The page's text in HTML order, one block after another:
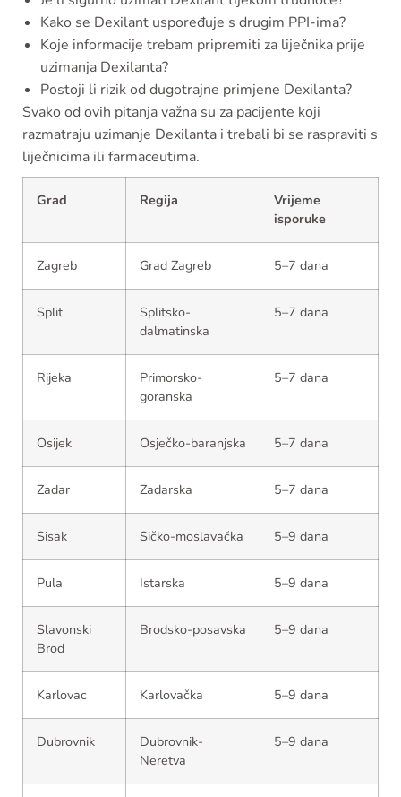
Kako se Dexilant uspoređuje s drugim PPI-ima?
Koje informacije trebam pripremiti za liječnika prije
uzimanja Dexilanta?
Postoji li rizik od dugotrajne primjene Dexilanta?
Svako od ovih pitanja važna su za pacijente koji
razmatraju uzimanje Dexilanta i trebali bi se raspraviti s
liječnicima ili farmaceutima.
Grad Regija
Vrijeme
isporuke
Zagreb Grad Zagreb 5–7 dana
Split
Splitsko-
dalmatinska
5–7 dana
Rijeka
Primorsko-
goranska
5–7 dana
Osijek Osječko-baranjska 5–7 dana
Zadar Zadarska 5–7 dana
Sisak Sičko-moslavačka 5–9 dana
Pula Istarska 5–9 dana
Slavonski
Brod
Brodsko-posavska 5–9 dana
Karlovac Karlovačka 5–9 dana
Dubrovnik
Dubrovnik-
Neretva
5–9 dana